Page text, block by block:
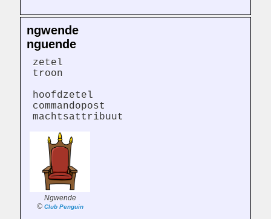
ngwende
nguende
zetel
troon
hoofdzetel
commandopost
machtsattribuut
Ngwende
© Club Penguin